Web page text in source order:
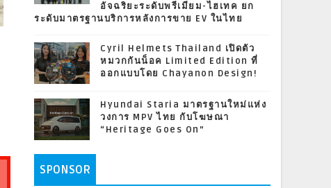
อัจฉริยะระดับพรีเมียม-ไฮเทค ยก
ระดับมาตรฐานบริการหลังการขาย EV ในไทย
Cyril Helmets Thailand เปิดตัว
หมวกกันน็อค Limited Edition ที่
ออกแบบโดย Chayanon Design!
Hyundai Staria มาตรฐานใหม่แห่ง
วงการ MPV ไทย กับโฆษณา
“Heritage Goes On”
SPONSOR